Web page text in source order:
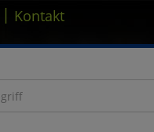
| Kontakt